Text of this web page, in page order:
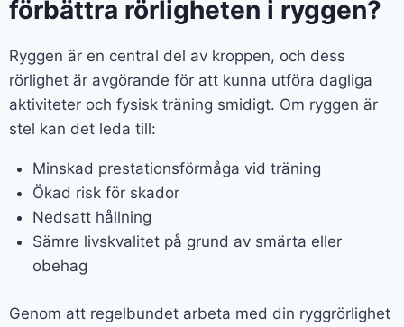
förbättra rörligheten i ryggen?
Ryggen är en central del av kroppen, och dess
rörlighet är avgörande för att kunna utföra dagliga
aktiviteter och fysisk träning smidigt. Om ryggen är
stel kan det leda till:
Minskad prestationsförmåga vid träning
Ökad risk för skador
Nedsatt hållning
Sämre livskvalitet på grund av smärta eller
obehag
Genom att regelbundet arbeta med din ryggrörlighet